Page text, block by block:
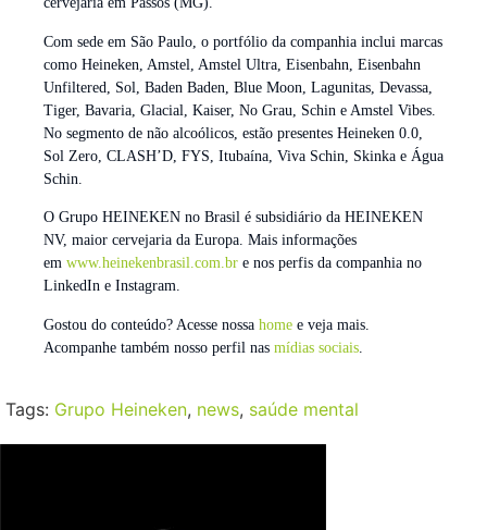
Com sede em São Paulo, o portfólio da companhia inclui marcas
como Heineken, Amstel, Amstel Ultra, Eisenbahn, Eisenbahn
Unfiltered, Sol, Baden Baden, Blue Moon, Lagunitas, Devassa,
Tiger, Bavaria, Glacial, Kaiser, No Grau, Schin e Amstel Vibes.
No segmento de não alcoólicos, estão presentes Heineken 0.0,
Sol Zero, CLASH’D, FYS, Itubaína, Viva Schin, Skinka e Água
Schin.
O Grupo HEINEKEN no Brasil é subsidiário da HEINEKEN
NV, maior cervejaria da Europa. Mais informações
em www.heinekenbrasil.com.br e nos perfis da companhia no
LinkedIn e Instagram.
Gostou do conteúdo? Acesse nossa home e veja mais.
Acompanhe também nosso perfil nas mídias sociais
Tags: Grupo Heineken, news, saúde mental